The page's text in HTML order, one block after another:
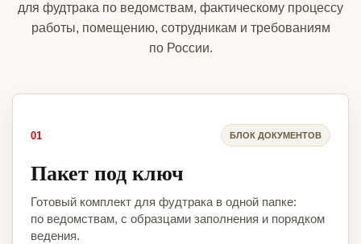
для фудтрака по ведомствам, фактическому процессу
работы, помещению, сотрудникам и требованиям
по России.
01 БЛОК ДОКУМЕНТОВ
Пакет под ключ
Готовый комплект для фудтрака в одной папке:
по ведомствам, с образцами заполнения и порядком
ведения.